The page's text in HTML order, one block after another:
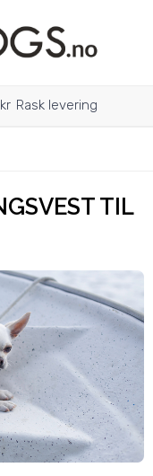
Rask levering
TIL